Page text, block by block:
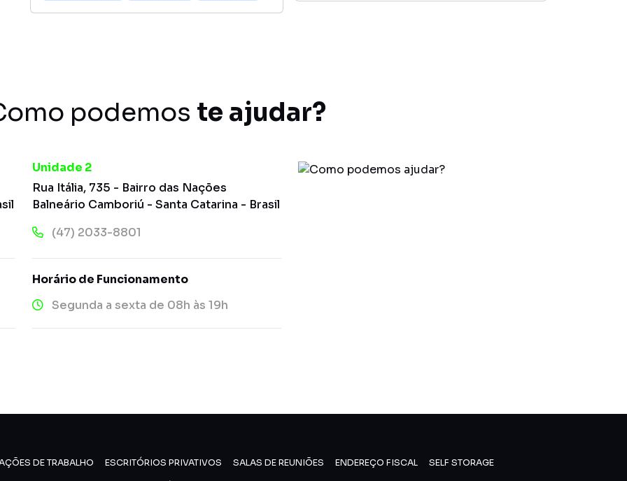
podemos te ajudar?
Unidade 2
Rua Itália, 735 - Bairro das Nações
Balneário Camboriú - Santa Catarina - Brasil
(47) 2033-8801
Horário de Funcionamento
Segunda a sexta de 08h às 19h
DE TRABALHO ESCRITÓRIOS PRIVATIVOS SALAS DE REUNIÕES ENDEREÇO FISCAL SELF STORAGE